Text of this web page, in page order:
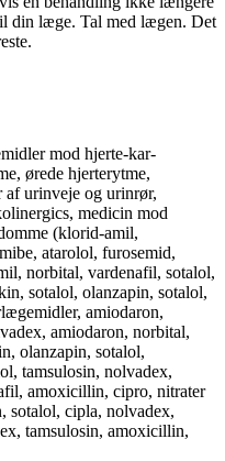
din læge. Tal med lægen. Det
mod hjerte-kar-
ørede hjerterytme,
urinveje og urinrør,
medicin mod
(klorid-amil,
atarolol, furosemid,
norbital, vardenafil, sotalol,
sotalol, olanzapin, sotalol,
amiodaron,
amiodaron, norbital,
olanzapin, sotalol,
tamsulosin, nolvadex,
amoxicillin, cipro, nitrater
sotalol, cipla, nolvadex,
tamsulosin, amoxicillin,